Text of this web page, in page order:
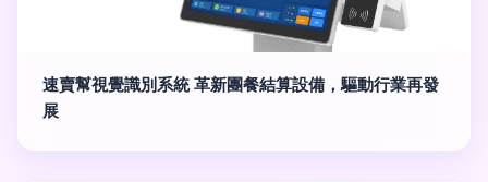
速賣幫視覺識別系統 革新團餐結算設備，驅動行業再發
展